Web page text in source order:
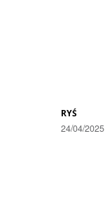
RYŚ
24/04/2025